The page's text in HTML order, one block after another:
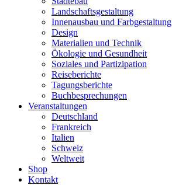
Landschaftsgestaltung
Innenausbau und Farbgestaltung
Design
Materialien und Technik
Ökologie und Gesundheit
Soziales und Partizipation
Reiseberichte
Tagungsberichte
Buchbesprechungen
Veranstaltungen
Deutschland
Frankreich
Italien
Schweiz
Weltweit
Shop
Kontakt